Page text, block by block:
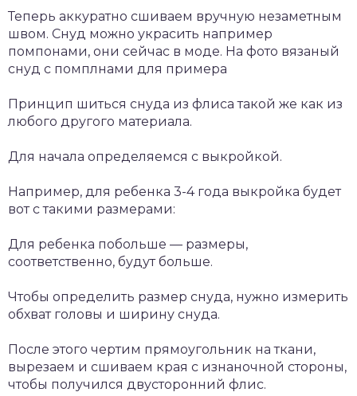
Теперь аккуратно сшиваем вручную незаметным
швом. Снуд можно украсить например
помпонами, они сейчас в моде. На фото вязаный
снуд с помплнами для примера
Принцип шиться снуда из флиса такой же как из
любого другого материала.
Для начала определяемся с выкройкой.
Например, для ребенка 3-4 года выкройка будет
вот с такими размерами:
Для ребенка побольше — размеры,
соответственно, будут больше.
Чтобы определить размер снуда, нужно измерить
обхват головы и ширину снуда.
После этого чертим прямоугольник на ткани,
вырезаем и сшиваем края с изнаночной стороны,
чтобы получился двусторонний флис.